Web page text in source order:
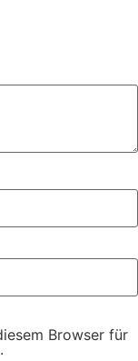
Browser für